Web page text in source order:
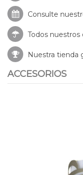
Consulte
Todos nuestros
Nuestra tienda
ACCESORIOS